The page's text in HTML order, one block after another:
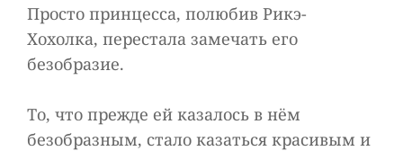
Просто принцесса, полюбив Рикэ-
Хохолка, перестала замечать его
безобразие.
То, что прежде ей казалось в нём
безобразным, стало казаться красивым и